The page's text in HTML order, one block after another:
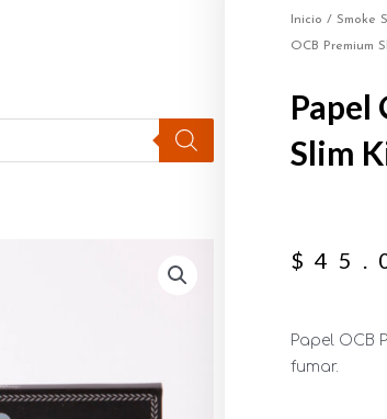
Inicio / Smoke
OCB Premium
Papel
Slim
$
Papel OCB
fumar.